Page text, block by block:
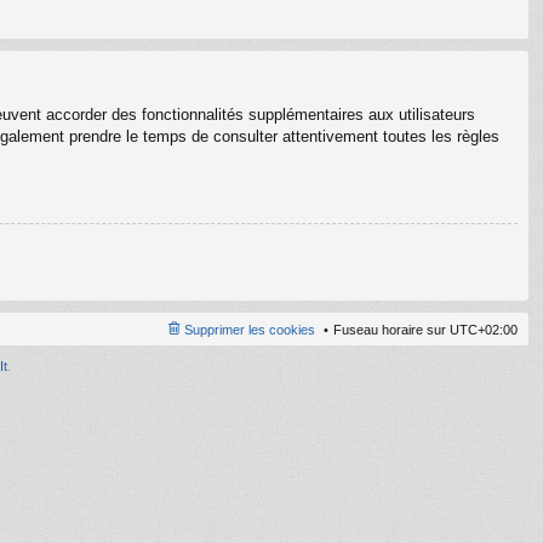
accorder des fonctionnalités supplémentaires aux utilisateurs
prendre le temps de consulter attentivement toutes les règles
Fuseau horaire sur UTC+02:00
Supprimer les cookies